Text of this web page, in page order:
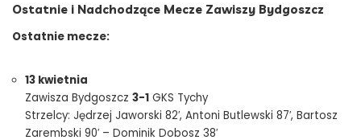
Ostatnie i Nadchodzące Mecze Zawiszy Bydgoszcz
Ostatnie mecze:
13 kwietnia
Zawisza Bydgoszcz 3-1 GKS Tychy
Strzelcy: Jędrzej Jaworski 82′, Antoni Butlewski 87′, Bartosz
Zarembski 90′ – Dominik Dobosz 38′